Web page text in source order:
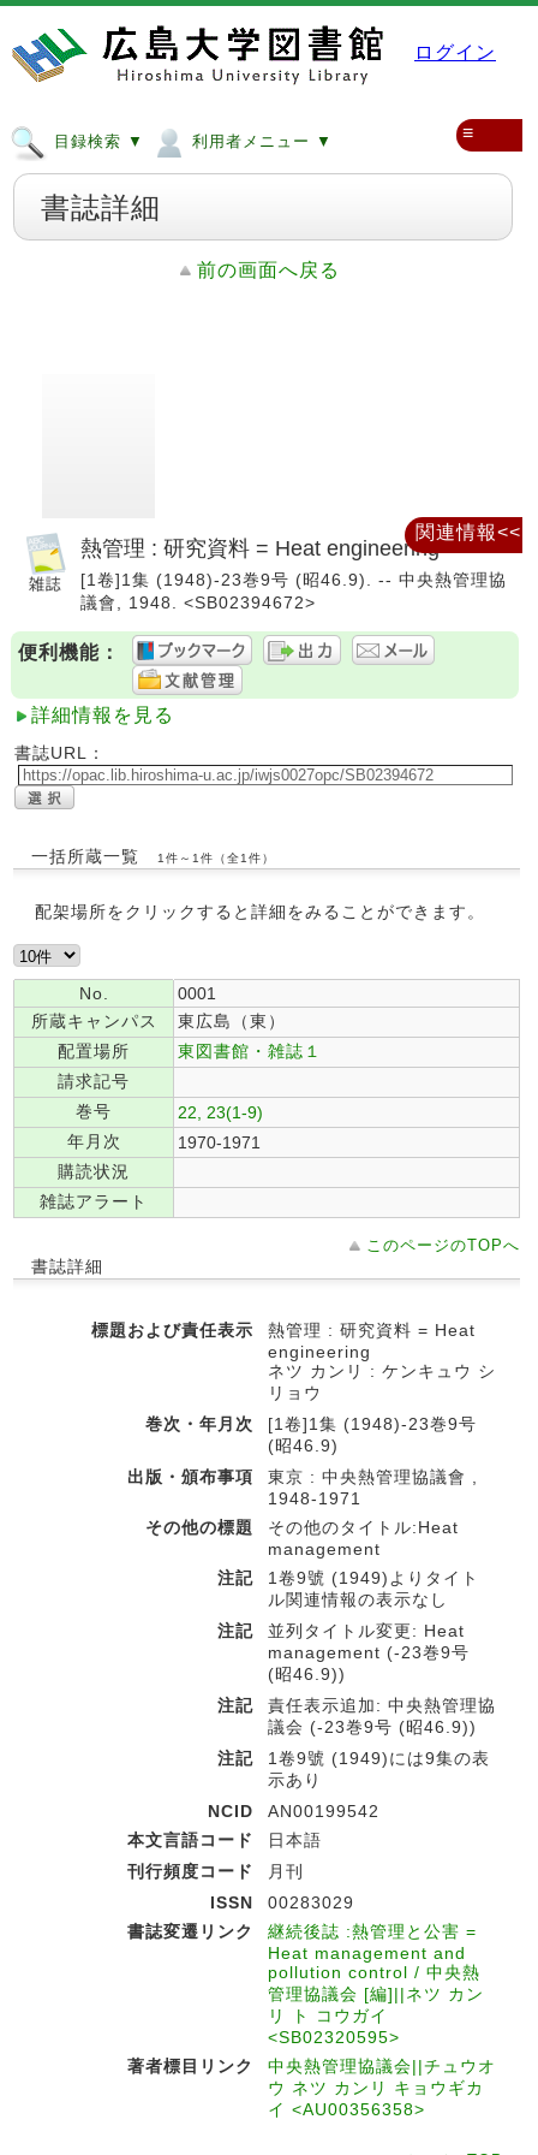
ログイン
目録検索 ▼ 利用者メニュー ▼ ≡
書誌詳細
前の画面へ戻る
熱管理 : 研究資料 = Heat engineering
[1卷]1集 (1948)-23巻9号 (昭46.9). -- 中央熱管理協
議會, 1948. <SB02394672>
便利機能：
詳細情報を見る
書誌URL：
一括所蔵一覧 1件～1件（全1件）
配架場所をクリックすると詳細をみることができます。
No.
0001
所蔵キャンパス
東広島（東）
配置場所
東図書館・雑誌１
請求記号
巻号
22, 23(1-9)
年月次
1970-1971
購読状況
雑誌アラート
このページのTOPへ
書誌詳細
標題および責任表示
熱管理 : 研究資料 = Heat
engineering
ネツ カンリ : ケンキュウ シ
リョウ
巻次・年月次
[1卷]1集 (1948)-23巻9号
(昭46.9)
出版・頒布事項
東京 : 中央熱管理協議會 ,
1948-1971
その他の標題
その他のタイトル:Heat
management
注記
1卷9號 (1949)よりタイト
ル関連情報の表示なし
注記
並列タイトル変更: Heat
management (-23巻9号
(昭46.9))
注記
責任表示追加: 中央熱管理協
議会 (-23巻9号 (昭46.9))
注記
1卷9號 (1949)には9集の表
示あり
NCID
AN00199542
本文言語コード
日本語
刊行頻度コード
月刊
ISSN
00283029
書誌変遷リンク
継続後誌 :熱管理と公害 =
Heat management and
pollution control / 中央熱
管理協議会 [編]||ネツ カン
リ ト コウガイ
<SB02320595>
著者標目リンク
中央熱管理協議会||チュウオ
ウ ネツ カンリ キョウギカ
イ <AU00356358>
関連情報<<